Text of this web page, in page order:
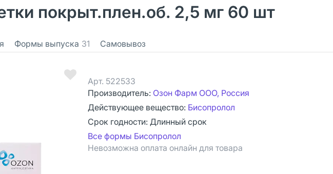
покрыт.плен.об. 2,5 мг 60 шт
Формы выпуска 31 Самовывоз
Арт. 522533
Производитель: Озон Фарм ООО, Россия
Действующее вещество: Бисопролол
Срок годности: Длинный срок
Все формы Бисопролол
Невозможна оплата онлайн для товара